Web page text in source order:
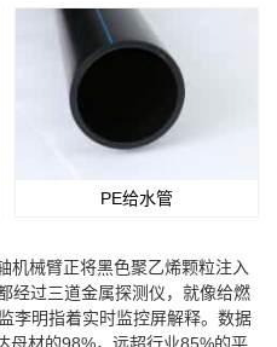
PE给水管
机械臂正将黑色聚乙烯颗粒注入
经过三道金属探测仪，就像给燃
李明指着实时监控屏解释。数据
母材的98%，远超行业85%的平